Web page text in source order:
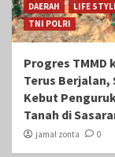
DAERAH
LIFE
TNI POLRI
Progres TMMD
Terus Berjalan,
Kebut
Tanah di
jamal zonta 0